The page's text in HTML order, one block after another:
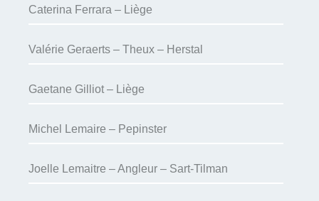
Caterina Ferrara – Liège
Valérie Geraerts – Theux – Herstal
Gaetane Gilliot – Liège
Michel Lemaire – Pepinster
Joelle Lemaitre – Angleur – Sart-Tilman